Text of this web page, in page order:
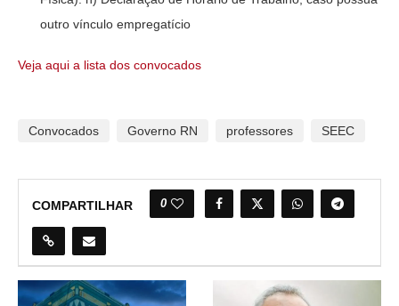
outro vínculo empregatício
Veja aqui a lista dos convocados
Convocados Governo RN professores SEEC
COMPARTILHAR 0